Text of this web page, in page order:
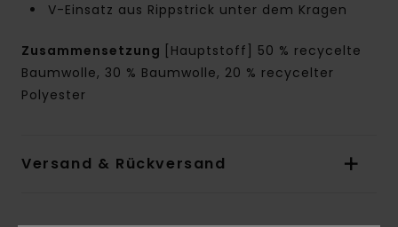
V-Einsatz aus Rippstrick unter dem Kragen
Zusammensetzung
[Hauptstoff] 50 % recycelte
Baumwolle, 30 % Baumwolle, 20 % recycelter
Polyester
Versand & Rückversand